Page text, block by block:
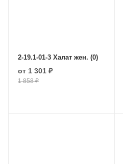
2-19.1-01-3 Халат жен. (0)
от 1 301 ₽
1 858 ₽